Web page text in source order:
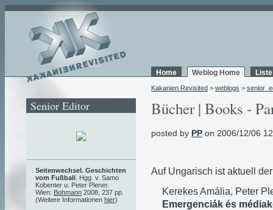
Home Weblog Home
Kakanien Revisited > weblogs >
Bücher | Books -
posted by PP on 2006/12/06
Auf Ungarisch ist aktuell
Kerekes Amália, Peter
Emergenciák és
Senior Editor
Seitenwechsel. Geschichten
vom Fußball . Hgg. v. Samo
Kobenter u. Peter Plener.
Wien: Bohmann 2008, 237 pp.
(Weitere Informationen hier)